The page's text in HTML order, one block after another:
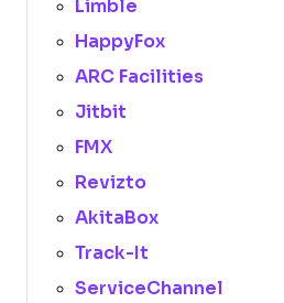
Limble
HappyFox
ARC Facilities
Jitbit
FMX
Revizto
AkitaBox
Track-It
ServiceChannel